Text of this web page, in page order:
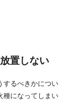
置しない
するべきかについ
種になってしまい